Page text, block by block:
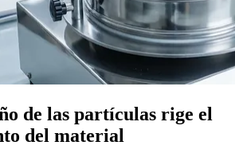
de las partículas rige el
del material